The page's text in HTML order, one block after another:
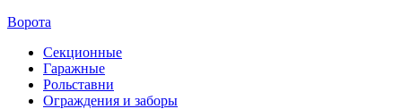
Ворота
Секционные
Гаражные
Рольставни
Ограждения и заборы